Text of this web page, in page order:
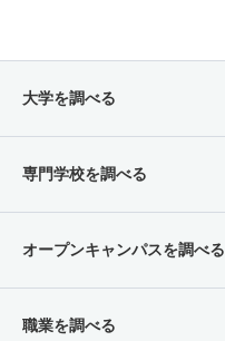
大学を調べる
専門学校を調べる
オープンキャンパスを調べる
職業を調べる